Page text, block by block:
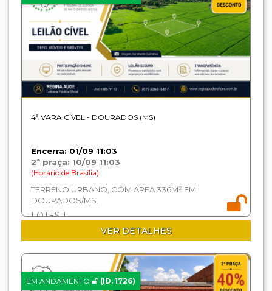
4ª VARA CÍVEL - DOURADOS (MS)
Encerra: 01/09 11:03
2ª praça: 10/09 11:03
(Horário de Brasília)
TERRENO URBANO, COM ÁREA 336M² EM
DOURADOS/MS.
LOTES 1
VER DETALHES
EM ANDAMENTO (ID. 1726)